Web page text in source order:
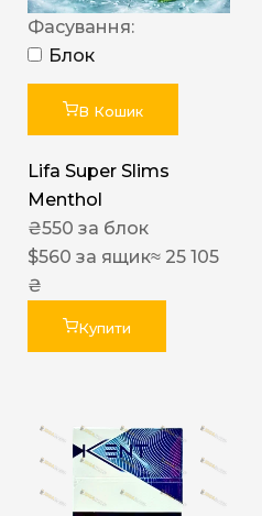
Фасування:
Блок
В Кошик
Lifa Super Slims
Menthol
₴550 за блок
$560 за ящик≈ 25 105
₴
Купити